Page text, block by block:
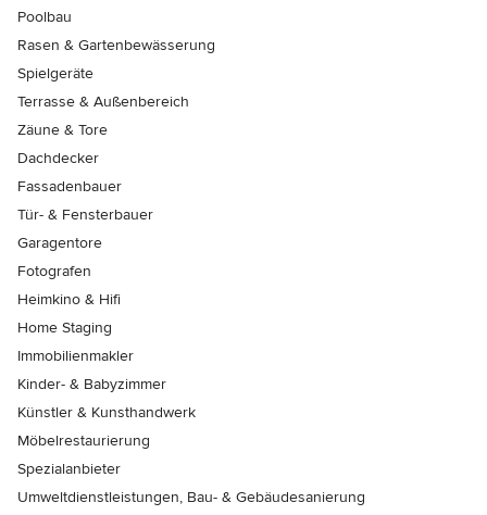
Poolbau
Rasen & Gartenbewässerung
Spielgeräte
Terrasse & Außenbereich
Zäune & Tore
Dachdecker
Fassadenbauer
Tür- & Fensterbauer
Garagentore
Fotografen
Heimkino & Hifi
Home Staging
Immobilienmakler
Kinder- & Babyzimmer
Künstler & Kunsthandwerk
Möbelrestaurierung
Spezialanbieter
Umweltdienstleistungen, Bau- & Gebäudesanierung